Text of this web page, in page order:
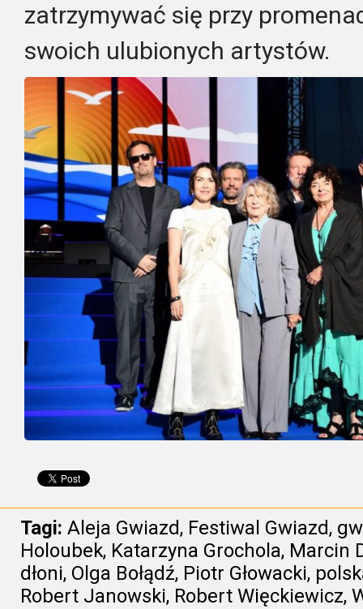
zatrzymywać się przy
swoich ulubionych artystów.
Tagi: Aleja Gwiazd, Festiwal Gwiazd,
Holoubek, Katarzyna Grochola, Marcin
dłoni, Olga Bołądź, Piotr Głowacki,
Robert Janowski, Robert Więckiewicz,